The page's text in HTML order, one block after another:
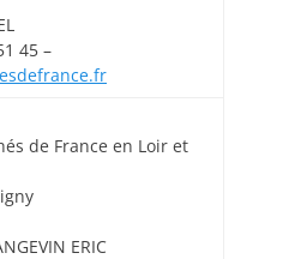
45 –
de France en Loir et
ERIC